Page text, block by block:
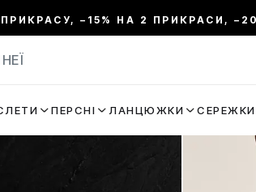
ПРИКРАСУ, –15% НА 2 ПРИКРАСИ,
ПЕРСНІ ЛАНЦЮЖКИ СЕРЕЖКИ